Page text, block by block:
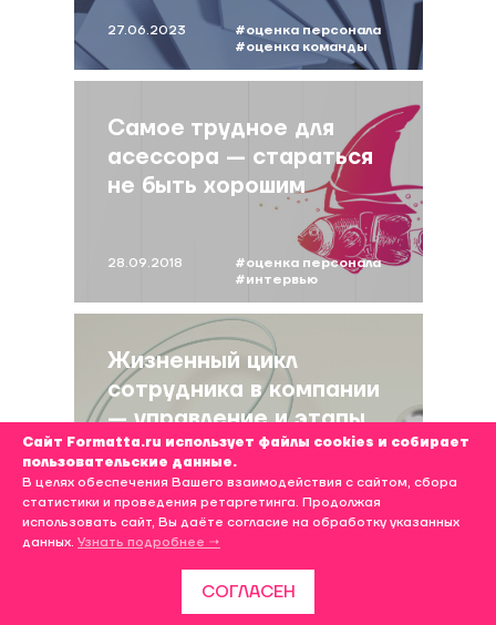
27.06.2023
#оценка персонала
#оценка команды
#сергеев
Самое трудное для
асессора — стараться
не быть хорошим
28.09.2018
#оценка персонала
#интервью
Жизненный цикл
сотрудника в компании
— управление и этапы
17.04.2025
#оценка персонала
#развитие
персонала
Написать нам
Сайт Formatta.ru использует файлы cookies и собирает
пользовательские данные.
В целях обеспечения Вашего взаимодействия с сайтом, сбора
статистики и проведения ретаргетинга. Продолжая
использовать сайт, Вы даёте согласие на обработку указанных
данных. Узнать подробнее →
СОГЛАСЕН